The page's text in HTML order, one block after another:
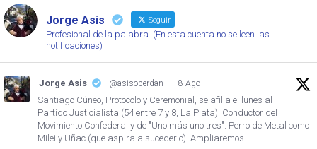
Jorge Asis Seguir
Profesional de la palabra. (En esta cuenta no se leen las
notificaciones)
Jorge Asis @asisoberdan · 8 Ago
Santiago Cúneo, Protocolo y Ceremonial, se afilia el lunes al
Partido Justicialista (54 entre 7 y 8, La Plata). Conductor del
Movimiento Confederal y de "Uno más uno tres". Perro de Metal como
Milei y Uñac (que aspira a sucederlo). Ampliaremos.